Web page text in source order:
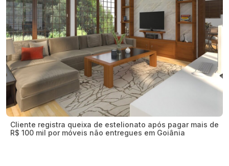
Cliente registra queixa de estelionato após pagar mais de
R$ 100 mil por móveis não entregues em Goiânia